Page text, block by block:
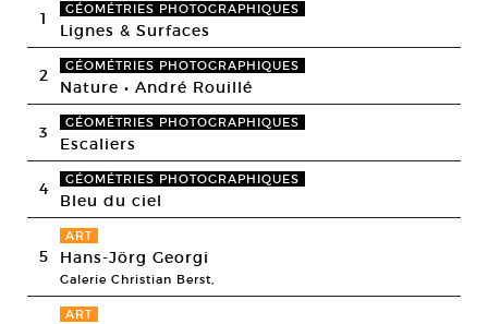
1 GÉOMÉTRIES PHOTOGRAPHIQUES
Lignes & Surfaces
2 GÉOMÉTRIES PHOTOGRAPHIQUES
Nature • André Rouillé
3 GÉOMÉTRIES PHOTOGRAPHIQUES
Escaliers
4 GÉOMÉTRIES PHOTOGRAPHIQUES
Bleu du ciel
5
ART
Hans-Jörg Georgi
Galerie Christian Berst,
ART